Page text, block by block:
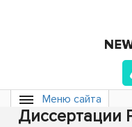
Меню сайта
Диссертации